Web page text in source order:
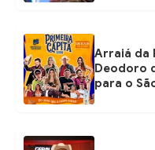
Arraiá da
Deodoro
para o